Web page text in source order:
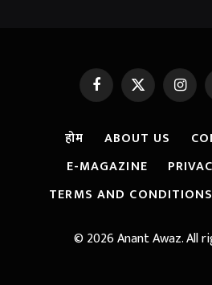
FacebookX
(Twitter)
होम ABOUT US
E-MAGAZINE
TERMS AND CONDITIONS
© 2026 Anant Awaz. All